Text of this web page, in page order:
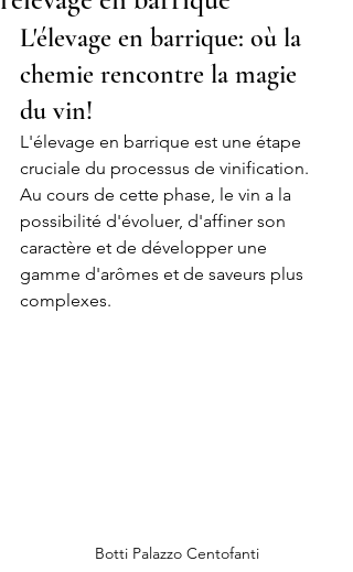
L'élevage en barrique: où la
chemie rencontre la magie
du vin!
L'élevage en barrique est une étape
cruciale du processus de vinification.
Au cours de cette phase, le vin a la
possibilité d'évoluer, d'affiner son
caractère et de développer une
gamme d'arômes et de saveurs plus
complexes.
Botti Palazzo Centofanti